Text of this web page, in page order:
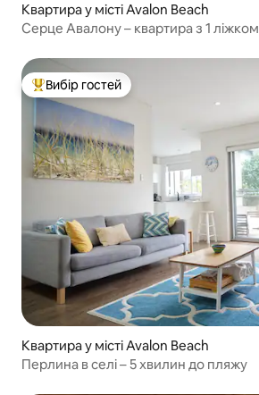
Квартира у місті Avalon Beach
Серце Авалону – квартира з 1 ліжком
Топ вибір гостей
Вибір гостей
Квартира у місті Avalon Beach
Перлина в селі – 5 хвилин до пляжу